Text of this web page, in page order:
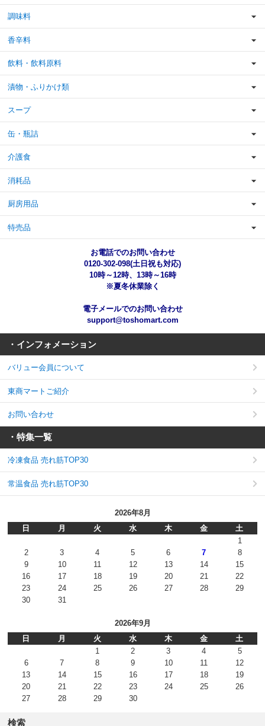
調味料
香辛料
飲料・飲料原料
漬物・ふりかけ類
スープ
缶・瓶詰
介護食
消耗品
厨房用品
特売品
お電話でのお問い合わせ
0120-302-098(土日祝も対応)
10時～12時、13時～16時
※夏冬休業除く
電子メールでのお問い合わせ
support@toshomart.com
・インフォメーション
バリュー会員について
東商マートご紹介
お問い合わせ
・特集一覧
冷凍食品 売れ筋TOP30
常温食品 売れ筋TOP30
2026年8月
日
月 火 水 木 金
土
1
2
3 4 5 6 7
8
9
10 11 12 13 14
15
16
17 18 19 20 21
22
23
24 25 26 27 28
29
30
31
2026年9月
日
月 火 水 木 金
土
1
2 3 4
5
6
7 8 9 10 11
12
13
14 15 16 17 18
19
20
21 22 23 24 25
26
27
28 29 30
検索